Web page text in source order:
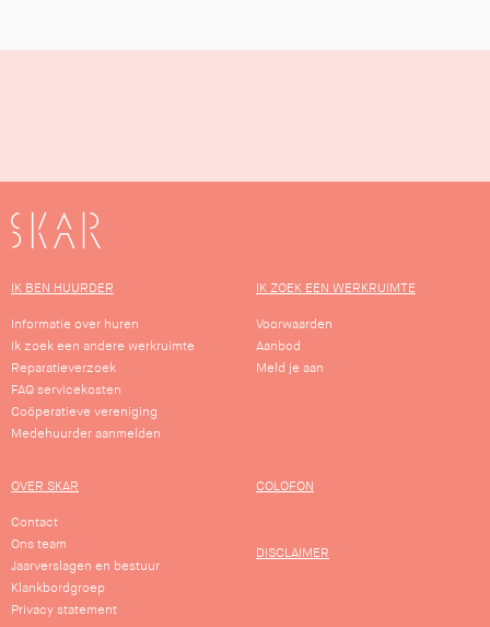
SKAR
IK BEN HUURDER
Informatie over huren
Ik zoek een andere werkruimte
Reparatieverzoek
FAQ servicekosten
Coöperatieve vereniging
Medehuurder aanmelden
IK ZOEK EEN WERKRUIMTE
Voorwaarden
Aanbod
Meld je aan
OVER SKAR
Contact
Ons team
Jaarverslagen en bestuur
Klankbordgroep
Privacy statement
COLOFON
DISCLAIMER